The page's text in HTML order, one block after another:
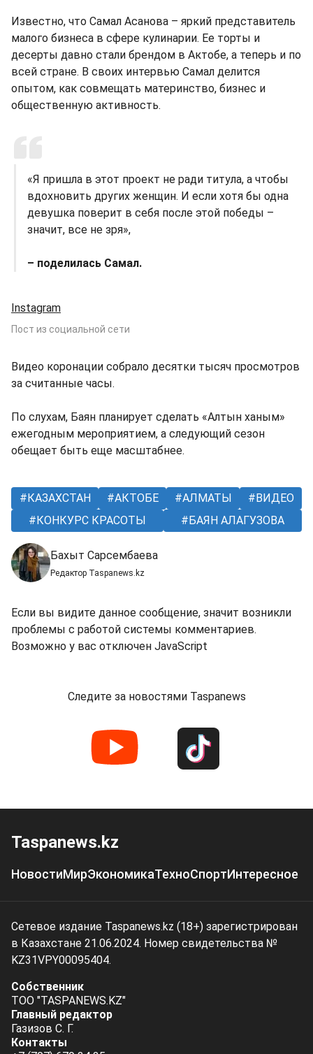
Известно, что Самал Асанова – яркий представитель
малого бизнеса в сфере кулинарии. Ее торты и
десерты давно стали брендом в Актобе, а теперь и по
всей стране. В своих интервью Самал делится
опытом, как совмещать материнство, бизнес и
общественную активность.
«Я пришла в этот проект не ради титула, а чтобы
вдохновить других женщин. И если хотя бы одна
девушка поверит в себя после этой победы –
значит, все не зря»,
– поделилась Самал.
Instagram
Пост из социальной сети
Видео коронации собрало десятки тысяч просмотров
за считанные часы.
По слухам, Баян планирует сделать «Алтын ханым»
ежегодным мероприятием, а следующий сезон
обещает быть еще масштабнее.
КАЗАХСТАН АКТОБЕ АЛМАТЫ
ВИДЕО
КОНКУРС КРАСОТЫ
БАЯН АЛАГУЗОВА
Бахыт Сарсембаева
Редактор Taspanews.kz
Если вы видите данное сообщение, значит возникли
проблемы с работой системы комментариев.
Возможно у вас отключен JavaScript
Следите за новостями Taspanews
Taspanews.kz
НовостиМирЭкономикаТехноСпортИнтересное
Сетевое издание Taspanews.kz (18+) зарегистрирован
в Казахстане 21.06.2024. Номер свидетельства №
KZ31VPY00095404.
Собственник
ТОО "TASPANEWS.KZ"
Главный редактор
Газизов С. Г.
Контакты